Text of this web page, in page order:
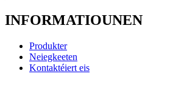
INFORMATIOUNEN
Produkter
Neiegkeeten
Kontaktéiert eis